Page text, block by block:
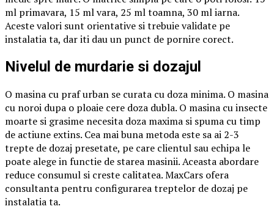
ml primavara, 15 ml vara, 25 ml toamna, 30 ml iarna.
Aceste valori sunt orientative si trebuie validate pe
instalatia ta, dar iti dau un punct de pornire corect.
Nivelul de murdarie si dozajul
O masina cu praf urban se curata cu doza minima. O masina
cu noroi dupa o ploaie cere doza dubla. O masina cu insecte
moarte si grasime necesita doza maxima si spuma cu timp
de actiune extins. Cea mai buna metoda este sa ai 2-3
trepte de dozaj presetate, pe care clientul sau echipa le
poate alege in functie de starea masinii. Aceasta abordare
reduce consumul si creste calitatea. MaxCars ofera
consultanta pentru configurarea treptelor de dozaj pe
instalatia ta.